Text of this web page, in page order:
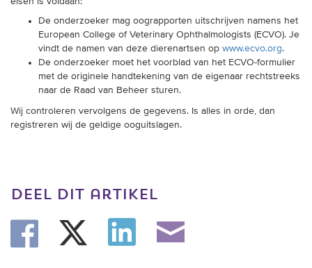
De onderzoeker mag oograpporten uitschrijven namens het
European College of Veterinary Ophthalmologists (ECVO). Je
vindt de namen van deze dierenartsen op www.ecvo.org.
De onderzoeker moet het voorblad van het ECVO-formulier
met de originele handtekening van de eigenaar rechtstreeks
naar de Raad van Beheer sturen.
Wij controleren vervolgens de gegevens. Is alles in orde, dan
registreren wij de geldige ooguitslagen.
deel dit artikel